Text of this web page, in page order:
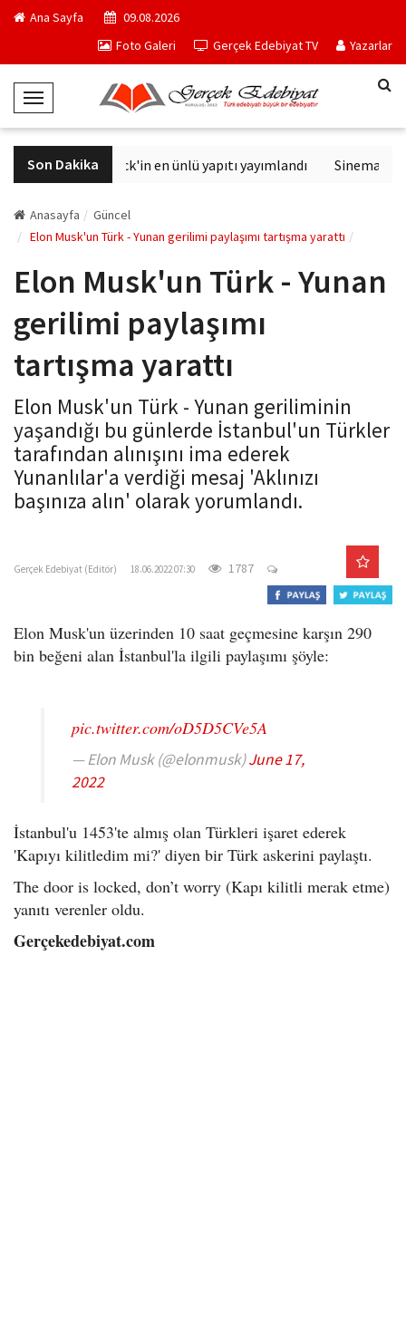
Ana Sayfa
09.08.2026
Foto Galeri
Gerçek Edebiyat TV Yazarlar
T
o
g
g
e
N
g
t
o
n
Son Dakika
Philip K. Dick'in en ünlü yapıtı yayımlandı
Anasayfa
Güncel
Elon Musk'un Türk - Yunan gerilimi paylaşımı tartışma yarattı
Elon Musk'un Türk - Yunan
gerilimi paylaşımı
tartışma yarattı
Elon Musk'un Türk - Yunan geriliminin
yaşandığı bu günlerde İstanbul'un Türkler
tarafından alınışını ima ederek
Yunanlılar'a verdiği mesaj 'Aklınızı
başınıza alın' olarak yorumlandı.
Gerçek Edebiyat (Editör) 18.06.2022 07:30 1787
Elon Musk'un üzerinden 10 saat geçmesine karşın 290
bin beğeni alan İstanbul'la ilgili paylaşımı şöyle:
pic.twitter.com/oD5D5CVe5A
— Elon Musk (@elonmusk)June 17,
2022
İstanbul'u 1453'te almış olan Türkleri işaret ederek
'Kapıyı kilitledim mi?' diyen bir Türk askerini paylaştı.
The door is locked, don’t worry (Kapı kilitli merak etme)
yanıtı verenler oldu.
Gerçekedebiyat.com